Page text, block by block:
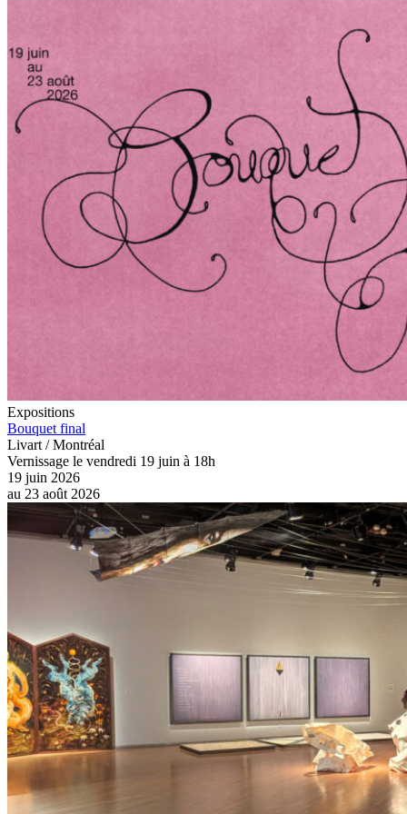
Expositions
Bouquet final
Livart / Montréal
Vernissage le vendredi 19 juin à 18h
19 juin 2026
au 23 août 2026